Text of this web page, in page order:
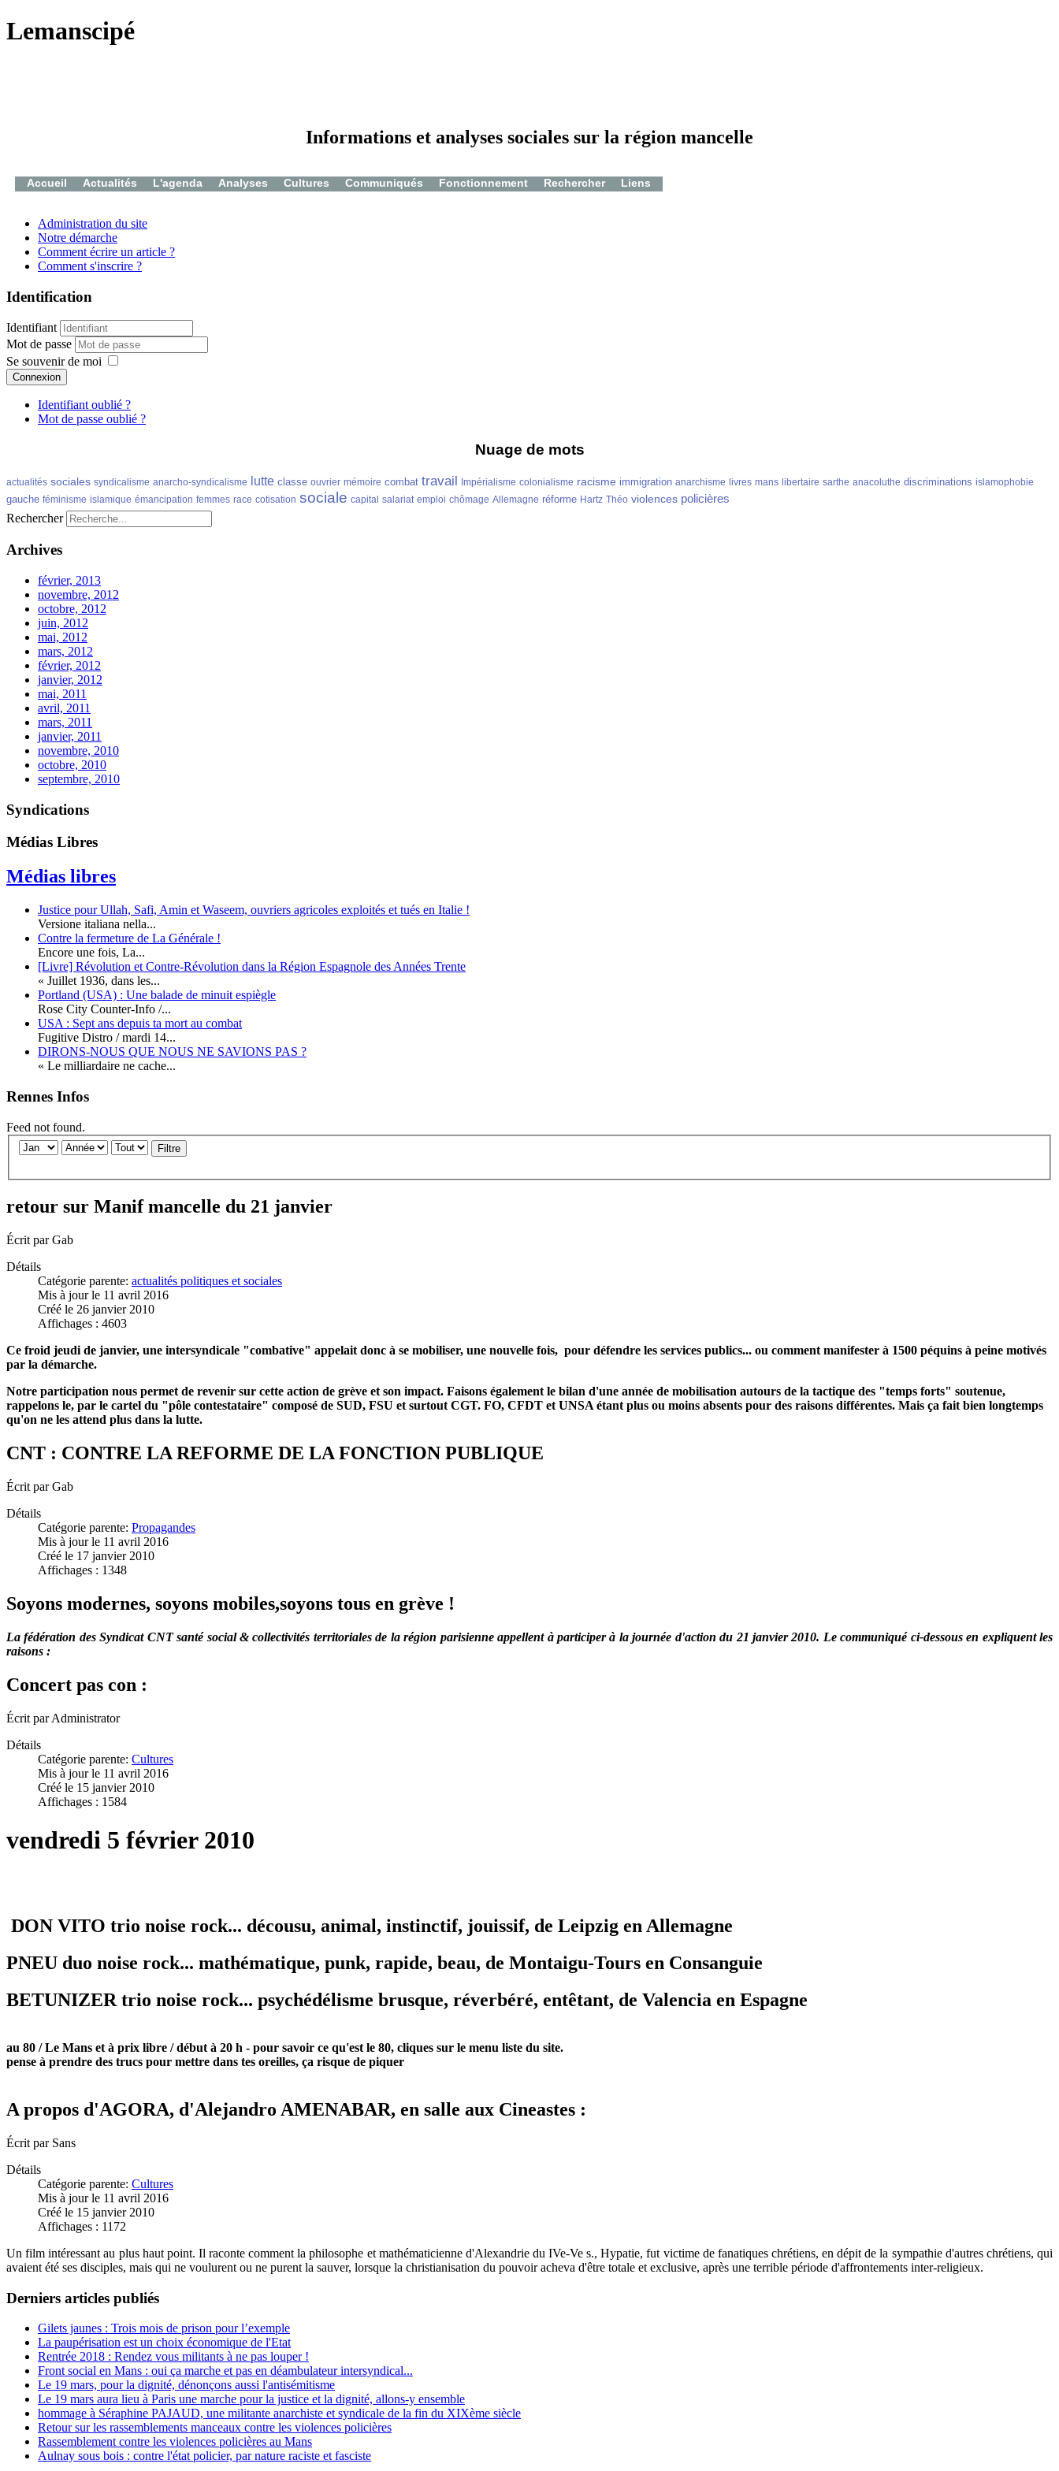
Lemanscipé
Informations et analyses sociales sur la région mancelle
Accueil Actualités L'agenda Analyses Cultures Communiqués Fonctionnement Rechercher Liens
Administration du site
Notre démarche
Comment écrire un article ?
Comment s'inscrire ?
Identification
Identifiant
Mot de passe
Se souvenir de moi
Connexion
Identifiant oublié ?
Mot de passe oublié ?
Nuage de mots
actualités sociales syndicalisme anarcho-syndicalisme lutte classe ouvrier mémoire combat travail Impérialisme colonialisme racisme immigration anarchisme livres mans libertaire sarthe anacoluthe discriminations islamophobie
gauche féminisme islamique émancipation femmes race cotisation sociale capital salariat emploi chômage Allemagne réforme Hartz Théo violences policières
Rechercher
Archives
février, 2013
novembre, 2012
octobre, 2012
juin, 2012
mai, 2012
mars, 2012
février, 2012
janvier, 2012
mai, 2011
avril, 2011
mars, 2011
janvier, 2011
novembre, 2010
octobre, 2010
septembre, 2010
Syndications
Médias Libres
Médias libres
Justice pour Ullah, Safi, Amin et Waseem, ouvriers agricoles exploités et tués en Italie !
Versione italiana nella...
Contre la fermeture de La Générale !
Encore une fois, La...
[Livre] Révolution et Contre-Révolution dans la Région Espagnole des Années Trente
« Juillet 1936, dans les...
Portland (USA) : Une balade de minuit espiègle
Rose City Counter-Info /...
USA : Sept ans depuis ta mort au combat
Fugitive Distro / mardi 14...
DIRONS-NOUS QUE NOUS NE SAVIONS PAS ?
« Le milliardaire ne cache...
Rennes Infos
Feed not found.
Filtre
retour sur Manif mancelle du 21 janvier
Écrit parGab
Détails
Catégorie parente: actualités politiques et sociales
Mis à jour le 11 avril 2016
Créé le 26 janvier 2010
Affichages : 4603
Ce froid jeudi de janvier, une intersyndicale "combative" appelait donc à se mobiliser, une nouvelle fois, pour défendre les services publics... ou comment manifester à 1500 péquins à peine motivés
par la démarche.
Notre participation nous permet de revenir sur cette action de grève et son impact. Faisons également le bilan d'une année de mobilisation autours de la tactique des "temps forts" soutenue,
rappelons le, par le cartel du "pôle contestataire" composé de SUD, FSU et surtout CGT. FO, CFDT et UNSA étant plus ou moins absents pour des raisons différentes. Mais ça fait bien longtemps
qu'on ne les attend plus dans la lutte.
CNT : CONTRE LA REFORME DE LA FONCTION PUBLIQUE
Écrit parGab
Détails
Catégorie parente: Propagandes
Mis à jour le 11 avril 2016
Créé le 17 janvier 2010
Affichages : 1348
Soyons modernes, soyons mobiles,soyons tous en grève !
La fédération des Syndicat CNT santé social & collectivités territoriales de la région parisienne appellent à participer à la journée d'action du 21 janvier 2010. Le communiqué ci-dessous en expliquent les
raisons :
Concert pas con :
Écrit parAdministrator
Détails
Catégorie parente: Cultures
Mis à jour le 11 avril 2016
Créé le 15 janvier 2010
Affichages : 1584
vendredi 5 février 2010
DON VITO trio noise rock... décousu, animal, instinctif, jouissif, de Leipzig en Allemagne
PNEU duo noise rock... mathématique, punk, rapide, beau, de Montaigu-Tours en Consanguie
BETUNIZERtrio noise rock... psychédélisme brusque, réverbéré, entêtant, de Valencia en Espagne
au 80 / Le Mans et à prix libre / début à 20 h - pour savoir ce qu'est le 80, cliques sur le menu liste du site.
pense à prendre des trucs pour mettre dans tes oreilles, ça risque de piquer
A propos d'AGORA, d'Alejandro AMENABAR, en salle aux Cineastes :
Écrit par Sans
Détails
Catégorie parente: Cultures
Mis à jour le 11 avril 2016
Créé le 15 janvier 2010
Affichages : 1172
Un film intéressant au plus haut point. Il raconte comment la philosophe et mathématicienne d'Alexandrie du IVe-Ve s., Hypatie, fut victime de fanatiques chrétiens, en dépit de la sympathie d'autres chrétiens, qui
avaient été ses disciples, mais qui ne voulurent ou ne purent la sauver, lorsque la christianisation du pouvoir acheva d'être totale et exclusive, après une terrible période d'affrontements inter-religieux.
Derniers articles publiés
Gilets jaunes : Trois mois de prison pour l’exemple
La paupérisation est un choix économique de l'Etat
Rentrée 2018 : Rendez vous militants à ne pas louper !
Front social en Mans : oui ça marche et pas en déambulateur intersyndical...
Le 19 mars, pour la dignité, dénonçons aussi l'antisémitisme
Le 19 mars aura lieu à Paris une marche pour la justice et la dignité, allons-y ensemble
hommage à Séraphine PAJAUD, une militante anarchiste et syndicale de la fin du XIXème siècle
Retour sur les rassemblements manceaux contre les violences policières
Rassemblement contre les violences policières au Mans
Aulnay sous bois : contre l'état policier, par nature raciste et fasciste